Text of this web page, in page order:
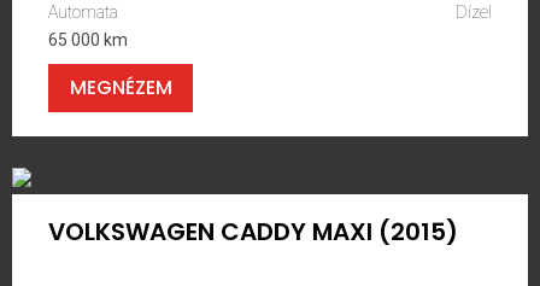
Automata
Dízel
65 000 km
MEGNÉZEM
VOLKSWAGEN CADDY MAXI (2015)